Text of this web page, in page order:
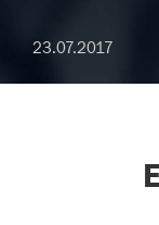
23.07.2017